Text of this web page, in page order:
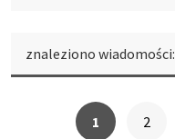
znaleziono wiadomości:
strona
1 2